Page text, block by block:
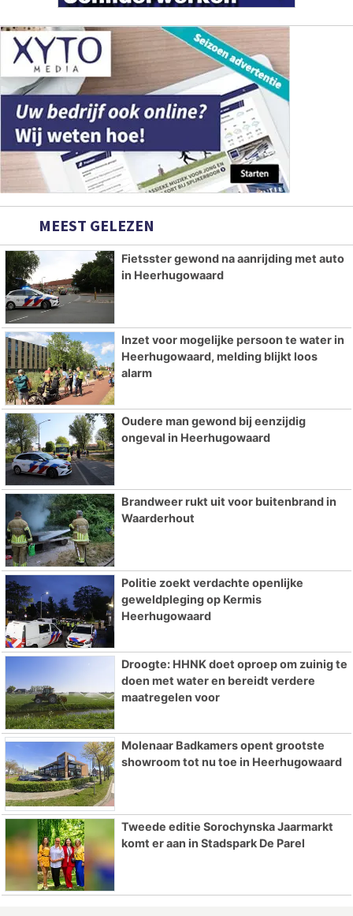
MEEST GELEZEN
Fietsster gewond na aanrijding met auto
in Heerhugowaard
Inzet voor mogelijke persoon te water in
Heerhugowaard, melding blijkt loos
alarm
Oudere man gewond bij eenzijdig
ongeval in Heerhugowaard
Brandweer rukt uit voor buitenbrand in
Waarderhout
Politie zoekt verdachte openlijke
geweldpleging op Kermis
Heerhugowaard
Droogte: HHNK doet oproep om zuinig te
doen met water en bereidt verdere
maatregelen voor
Molenaar Badkamers opent grootste
showroom tot nu toe in Heerhugowaard
Tweede editie Sorochynska Jaarmarkt
komt er aan in Stadspark De Parel